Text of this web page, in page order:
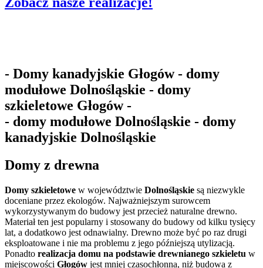
- Domy kanadyjskie Głogów - domy
modułowe Dolnośląskie - domy
szkieletowe Głogów -
- domy modułowe Dolnośląskie - domy
kanadyjskie Dolnośląskie
Domy z drewna
Domy szkieletowe w województwie Dolnośląskie są niezwykle
doceniane przez ekologów. Najważniejszym surowcem
wykorzystywanym do budowy jest przecież naturalne drewno.
Materiał ten jest popularny i stosowany do budowy od kilku tysięcy
lat, a dodatkowo jest odnawialny. Drewno może być po raz drugi
eksploatowane i nie ma problemu z jego późniejszą utylizacją.
Ponadto realizacja domu na podstawie drewnianego szkieletu w
miejscowości Głogów jest mniej czasochłonna, niż budowa z